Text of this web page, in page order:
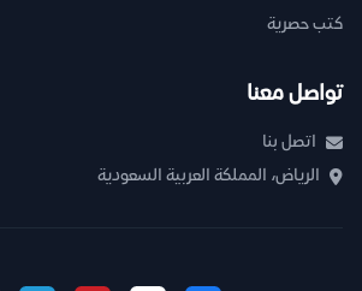
كتب حصرية
تواصل معنا
اتصل بنا
الرياض، المملكة العربية السعودية